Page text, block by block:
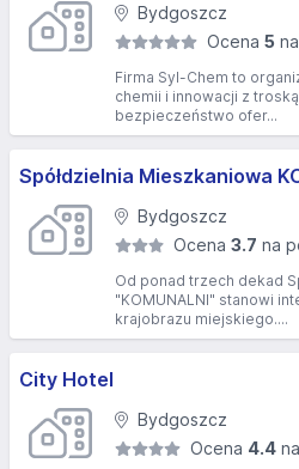
Bydgoszcz
Ocena 5
Firma Syl-Chem to
chemii i innowacji z
bezpieczeństwo ofer...
Spółdzielnia Mieszkaniowa
Bydgoszcz
Ocena3.7 na
Od ponad trzech dekad
"KOMUNALNI" stanowi
krajobrazu miejskiego....
City Hotel
Bydgoszcz
Ocena 4.4